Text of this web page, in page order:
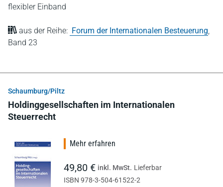
flexibler Einband
aus der Reihe: Forum der Internationalen Besteuerung
Band 23
Schaumburg/Piltz
Holdinggesellschaften im Internationalen
Steuerrecht
Mehr erfahren
49,80 € inkl. MwSt. Lieferbar
ISBN 978-3-504-61522-2